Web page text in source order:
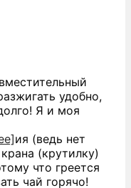
удобно,
Я и моя
ия (ведь нет
(крутилку)
что греется
чай горячо!